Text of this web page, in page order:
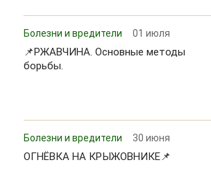
Болезни и вредители 01 июля
📌РЖАВЧИНА. Основные методы
борьбы.
Болезни и вредители 30 июня
ОГНЁВКА НА КРЫЖОВНИКЕ📌